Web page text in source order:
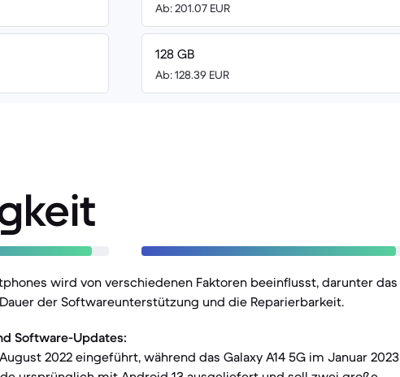
Ab: 201.07 EUR
128 GB
Ab: 128.39 EUR
wird von verschiedenen Faktoren beeinflusst, darunter das
der Softwareunterstützung und die Reparierbarkeit.
Software-Updates:
2022 eingeführt, während das Galaxy A14 5G im Januar 2023